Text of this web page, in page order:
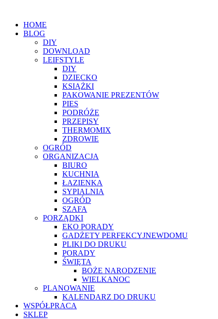
HOME
BLOG
DIY
DOWNLOAD
LEIFSTYLE
DIY
DZIECKO
KSIĄŻKI
PAKOWANIE PREZENTÓW
PIES
PODRÓŻE
PRZEPISY
THERMOMIX
ZDROWIE
OGRÓD
ORGANIZACJA
BIURO
KUCHNIA
ŁAZIENKA
SYPIALNIA
OGRÓD
SZAFA
PORZĄDKI
EKO PORADY
GADŻETY PERFEKCYJNEWDOMU
PLIKI DO DRUKU
PORADY
ŚWIĘTA
BOŻE NARODZENIE
WIELKANOC
PLANOWANIE
KALENDARZ DO DRUKU
WSPÓŁPRACA
SKLEP